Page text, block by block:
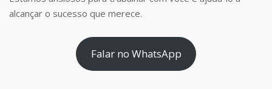
alcançar o sucesso que merece.
Falar no WhatsApp